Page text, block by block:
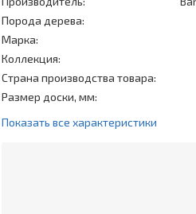
Порода дерева:
Марка:
Коллекция:
Страна производства товара:
Размер доски, мм:
Показать все характеристики